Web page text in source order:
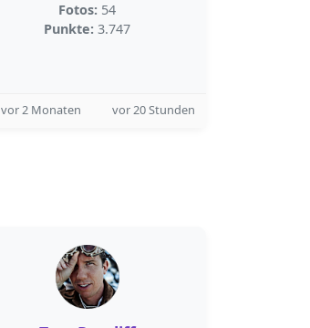
Fotos: 54
Punkte: 3.747
vor 2 Monaten vor 20 Stunden